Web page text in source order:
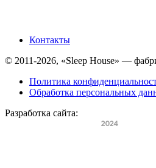
Контакты
© 2011-2026, «Sleep House» —
Политика
Обработка персональных
Разработка сайта: